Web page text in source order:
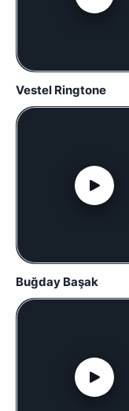
Vestel Ringtone
Buğday Başak